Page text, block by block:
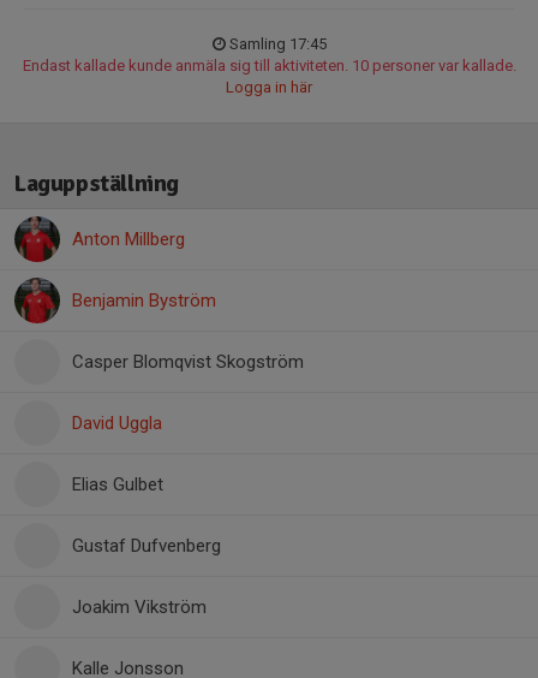
Samling 17:45
Endast kallade kunde anmäla sig till aktiviteten. 10 personer var kallade.
Logga in här
Laguppställning
Anton Millberg
Benjamin Byström
Casper Blomqvist Skogström
David Uggla
Elias Gulbet
Gustaf Dufvenberg
Joakim Vikström
Kalle Jonsson